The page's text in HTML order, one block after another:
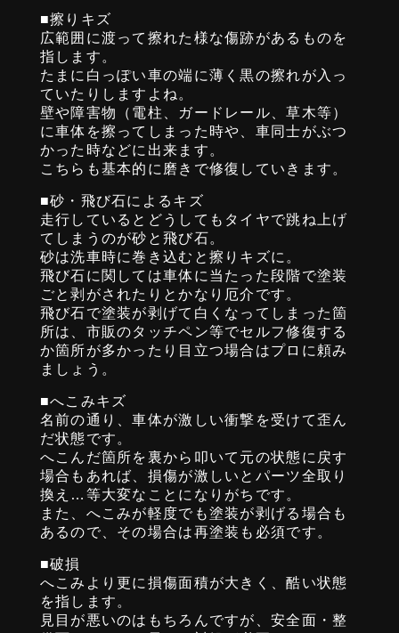
■擦りキズ
広範囲に渡って擦れた様な傷跡があるものを
指します。
たまに白っぽい車の端に薄く黒の擦れが入っ
ていたりしますよね。
壁や障害物（電柱、ガードレール、草木等）
に車体を擦ってしまった時や、車同士がぶつ
かった時などに出来ます。
こちらも基本的に磨きで修復していきます。
■砂・飛び石によるキズ
走行しているとどうしてもタイヤで跳ね上げ
てしまうのが砂と飛び石。
砂は洗車時に巻き込むと擦りキズに。
飛び石に関しては車体に当たった段階で塗装
ごと剥がされたりとかなり厄介です。
飛び石で塗装が剥げて白くなってしまった箇
所は、市販のタッチペン等でセルフ修復する
か箇所が多かったり目立つ場合はプロに頼み
ましょう。
■へこみキズ
名前の通り、車体が激しい衝撃を受けて歪ん
だ状態です。
へこんだ箇所を裏から叩いて元の状態に戻す
場合もあれば、損傷が激しいとパーツ全取り
換え…等大変なことになりがちです。
また、へこみが軽度でも塗装が剥げる場合も
あるので、その場合は再塗装も必須です。
■破損
へこみより更に損傷面積が大きく、酷い状態
を指します。
見目が悪いのはもちろんですが、安全面・整